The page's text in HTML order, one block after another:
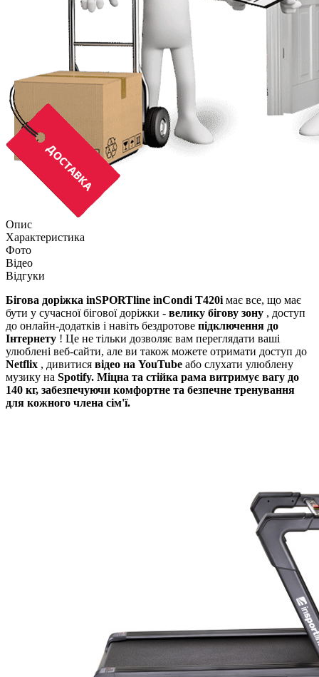
Опис
Характеристика
Фото
Відео
Відгуки
Бігова доріжка inSPORTline inCondi T420i має все, що має
бути у сучасної бігової доріжки - велику бігову зону , доступ
до онлайн-додатків і навіть бездротове підключення до
Інтернету ! Це не тільки дозволяє вам переглядати ваші
улюблені веб-сайти, але ви також можете отримати доступ до
Netflix , дивитися відео на YouTube або слухати улюблену
музику на Spotify. Міцна та стійка рама витримує вагу до
140 кг, забезпечуючи комфортне та безпечне тренування
для кожного члена сім'ї.